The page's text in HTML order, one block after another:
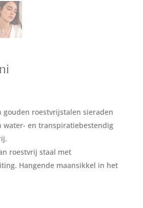
gouden roestvrijstalen sieraden
water- en transpiratiebestendig
roestvrij staal met
Hangende maansikkel in het